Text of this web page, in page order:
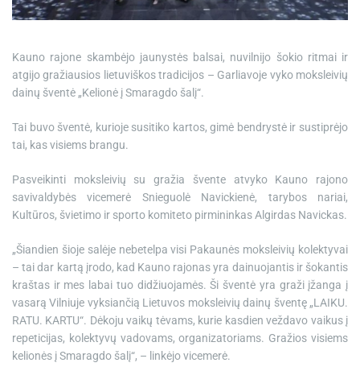
e
Kauno rajone skambėjo jaunystės balsai, nuvilnijo šokio ritmai ir
atgijo gražiausios lietuviškos tradicijos – Garliavoje vyko moksleivių
dainų šventė „Kelionė į Smaragdo šalį“.
Tai buvo šventė, kurioje susitiko kartos, gimė bendrystė ir sustiprėjo
tai, kas visiems brangu.
Pasveikinti moksleivių su gražia švente atvyko Kauno rajono
savivaldybės vicemerė Snieguolė Navickienė, tarybos nariai,
Kultūros, švietimo ir sporto komiteto pirmininkas Algirdas Navickas.
„Šiandien šioje salėje nebetelpa visi Pakaunės moksleivių kolektyvai
– tai dar kartą įrodo, kad Kauno rajonas yra dainuojantis ir šokantis
kraštas ir mes labai tuo didžiuojamės. Ši šventė yra graži įžanga į
vasarą Vilniuje vyksiančią Lietuvos moksleivių dainų šventę „LAIKU.
RATU. KARTU“. Dėkoju vaikų tėvams, kurie kasdien veždavo vaikus į
repeticijas, kolektyvų vadovams, organizatoriams. Gražios visiems
kelionės į Smaragdo šalį“, – linkėjo vicemerė.